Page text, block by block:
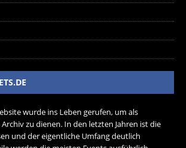
wurde ins Leben gerufen, um als
zu dienen. In den letzten Jahren ist die
und der eigentliche Umfang deutlich